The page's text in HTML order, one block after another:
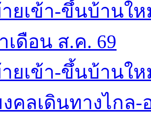
ยเข้า-ขึ้นบ้านใ
เดือน ส.ค. 69
ยเข้า-ขึ้นบ้านให
คลเดินทางไกล-